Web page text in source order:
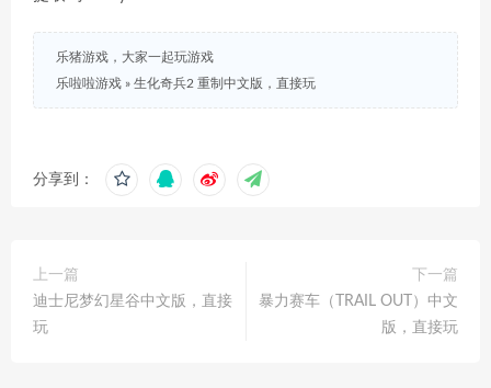
乐猪游戏，大家一起玩游戏
乐啦啦游戏 » 生化奇兵2 重制中文版，直接玩
分享到：
上一篇
迪士尼梦幻星谷中文版，直接
玩
下一篇
暴力赛车（TRAIL OUT）中文
版，直接玩